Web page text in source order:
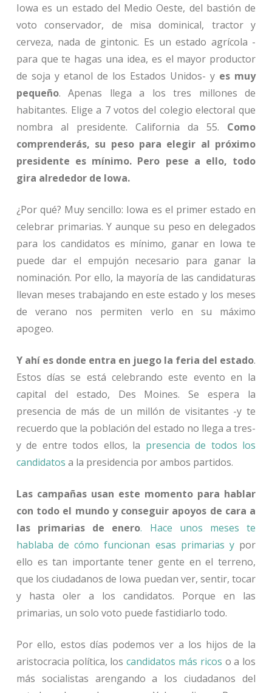
Iowa es un estado del Medio Oeste, del bastión de
voto conservador, de misa dominical, tractor y
cerveza, nada de gintonic. Es un estado agrícola -
para que te hagas una idea, es el mayor productor
de soja y etanol de los Estados Unidos- y es muy
pequeño. Apenas llega a los tres millones de
habitantes. Elige a 7 votos del colegio electoral que
nombra al presidente. California da 55. Como
comprenderás, su peso para elegir al próximo
presidente es mínimo. Pero pese a ello, todo
gira alrededor de Iowa.
¿Por qué? Muy sencillo: Iowa es el primer estado en
celebrar primarias. Y aunque su peso en delegados
para los candidatos es mínimo, ganar en Iowa te
puede dar el empujón necesario para ganar la
nominación. Por ello, la mayoría de las candidaturas
llevan meses trabajando en este estado y los meses
de verano nos permiten verlo en su máximo
apogeo.
Y ahí es donde entra en juego la feria del estado.
Estos días se está celebrando este evento en la
capital del estado, Des Moines. Se espera la
presencia de más de un millón de visitantes -y te
recuerdo que la población del estado no llega a tres-
y de entre todos ellos, la presencia de todos los
candidatos a la presidencia por ambos partidos.
Las campañas usan este momento para hablar
con todo el mundo y conseguir apoyos de cara a
las primarias de enero. Hace unos meses te
hablaba de cómo funcionan esas primarias ypor
ello es tan importante tener gente en el terreno,
que los ciudadanos de Iowa puedan ver, sentir, tocar
y hasta oler a los candidatos. Porque en las
primarias, un solo voto puede fastidiarlo todo.
Por ello, estos días podemos ver a los hijos de la
aristocracia política, loscandidatos más ricos o a los
más socialistas arengando a los ciudadanos del